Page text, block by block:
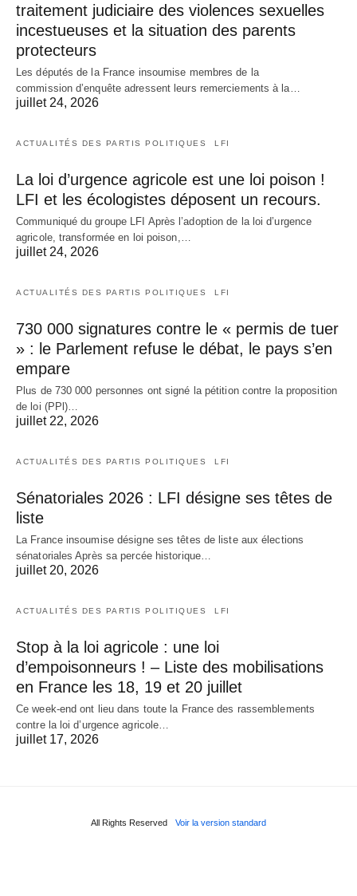
traitement judiciaire des violences sexuelles
incestueuses et la situation des parents
protecteurs
Les députés de la France insoumise membres de la
commission d’enquête adressent leurs remerciements à la…
juillet 24, 2026
ACTUALITÉS DES PARTIS POLITIQUES LFI
La loi d’urgence agricole est une loi poison !
LFI et les écologistes déposent un recours.
Communiqué du groupe LFI Après l’adoption de la loi d’urgence
agricole, transformée en loi poison,…
juillet 24, 2026
ACTUALITÉS DES PARTIS POLITIQUES LFI
730 000 signatures contre le « permis de tuer
» : le Parlement refuse le débat, le pays s’en
empare
Plus de 730 000 personnes ont signé la pétition contre la proposition
de loi (PPl)…
juillet 22, 2026
ACTUALITÉS DES PARTIS POLITIQUES LFI
Sénatoriales 2026 : LFI désigne ses têtes de
liste
La France insoumise désigne ses têtes de liste aux élections
sénatoriales Après sa percée historique…
juillet 20, 2026
ACTUALITÉS DES PARTIS POLITIQUES LFI
Stop à la loi agricole : une loi
d’empoisonneurs ! – Liste des mobilisations
en France les 18, 19 et 20 juillet
Ce week-end ont lieu dans toute la France des rassemblements
contre la loi d’urgence agricole…
juillet 17, 2026
All Rights Reserved Voir la version standard